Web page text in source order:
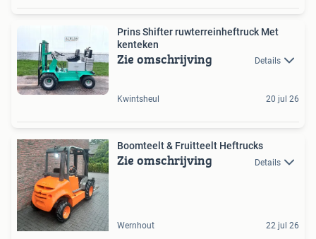
Prins Shifter ruwterreinheftruck Met
kenteken
Zie omschrijving Details
Kwintsheul 20 jul 26
Boomteelt & Fruitteelt Heftrucks
Zie omschrijving Details
Wernhout 22 jul 26